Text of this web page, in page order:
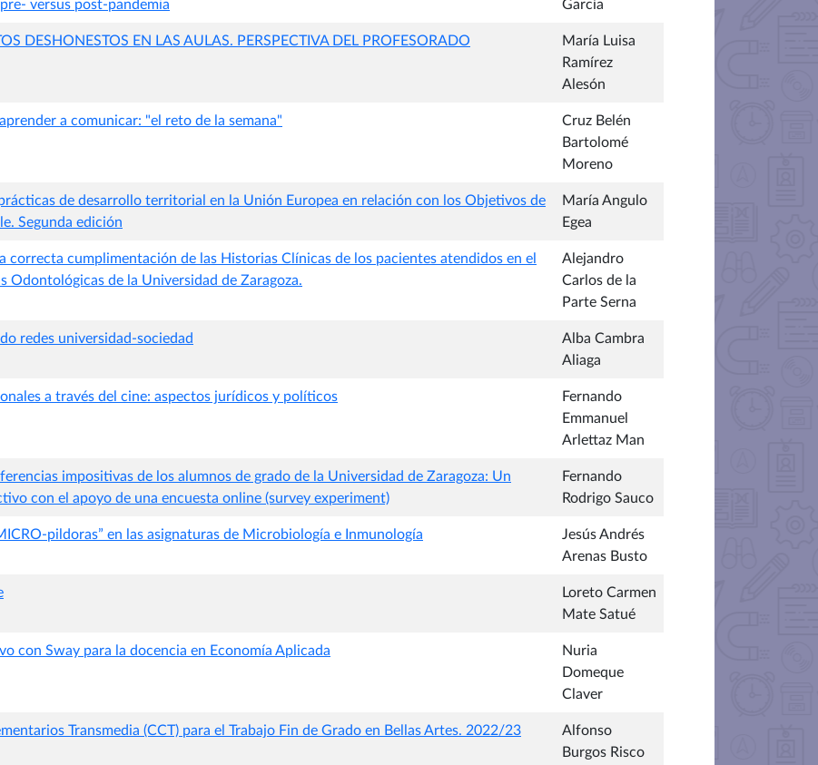
versus post-pandemia
García
DESHONESTOS EN LAS AULAS. PERSPECTIVA DEL PROFESORADO
María Luisa
Ramírez
Alesón
a comunicar: "el reto de la semana"
Cruz Belén
Bartolomé
Moreno
de desarrollo territorial en la Unión Europea en relación con los Objetivos de
Segunda edición
María Angulo
Egea
correcta cumplimentación de las Historias Clínicas de los pacientes atendidos en el
Odontológicas de la Universidad de Zaragoza.
Alejandro
Carlos de la
Parte Serna
redes universidad-sociedad
Alba Cambra
Aliaga
a través del cine: aspectos jurídicos y políticos
Fernando
Emmanuel
Arlettaz Man
impositivas de los alumnos de grado de la Universidad de Zaragoza: Un
con el apoyo de una encuesta online (survey experiment)
Fernando
Rodrigo Sauco
pildoras” en las asignaturas de Microbiología e Inmunología
Jesús Andrés
Arenas Busto
Loreto Carmen
Mate Satué
con Sway para la docencia en Economía Aplicada
Nuria
Domeque
Claver
Transmedia (CCT) para el Trabajo Fin de Grado en Bellas Artes. 2022/23
Alfonso
Burgos Risco